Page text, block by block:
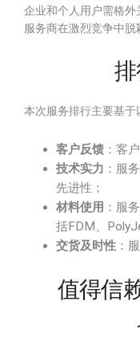
企业和个人用户需格
服务商在激烈竞争中脱
本次服务排行主要基于
客户反馈 ：客
技术实力 ：服
先进性；
材料使用 ：服
括FDM、
交货及时性 ：
值得信